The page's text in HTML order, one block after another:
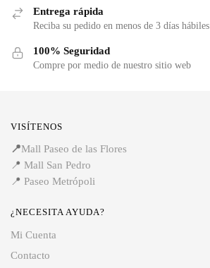
Entrega rápida
Reciba su pedido en menos de 3 días hábiles
100% Seguridad
Compre por medio de nuestro sitio web
VISÍTENOS
📍Mall Paseo de las Flores
📍 Mall San Pedro
📍 Paseo Metrópoli
¿NECESITA AYUDA?
Mi Cuenta
Contacto